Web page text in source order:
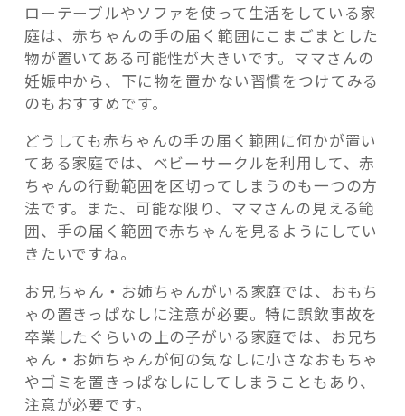
ローテーブルやソファを使って生活をしている家
庭は、赤ちゃんの手の届く範囲にこまごまとした
物が置いてある可能性が大きいです。ママさんの
妊娠中から、下に物を置かない習慣をつけてみる
のもおすすめです。
どうしても赤ちゃんの手の届く範囲に何かが置い
てある家庭では、ベビーサークルを利用して、赤
ちゃんの行動範囲を区切ってしまうのも一つの方
法です。また、可能な限り、ママさんの見える範
囲、手の届く範囲で赤ちゃんを見るようにしてい
きたいですね。
お兄ちゃん・お姉ちゃんがいる家庭では、おもち
ゃの置きっぱなしに注意が必要。特に誤飲事故を
卒業したぐらいの上の子がいる家庭では、お兄ち
ゃん・お姉ちゃんが何の気なしに小さなおもちゃ
やゴミを置きっぱなしにしてしまうこともあり、
注意が必要です。